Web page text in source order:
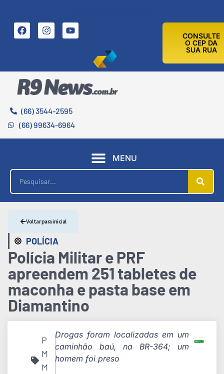
CONSULTE
O CEP DA
SUA RUA
(66) 3544-2595
(66) 99634-6964
MENU
POLÍCIA
Voltar para inicial
Polícia Militar e PRF
apreendem 251 tabletes de
maconha e pasta base em
Diamantino
P
M
M
Drogas foram localizadas em um
caminhão baú, na BR-364; um
homem foi preso